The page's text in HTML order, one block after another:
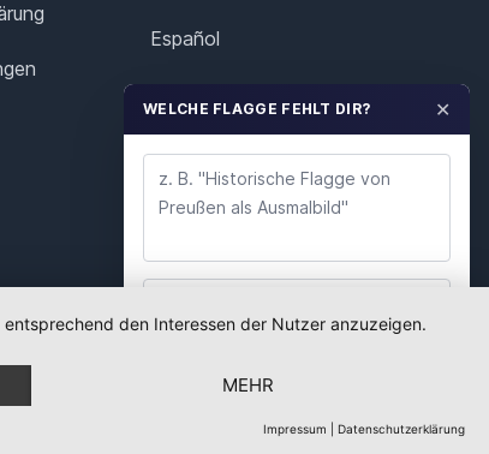
Español
Italiano
Polska
Português
Nederlands
WELCHE FLAGGE FEHLT DIR? ✕
den Interessen der Nutzer anzuzeigen.
MEHR
Impressum Datenschutzerklärung